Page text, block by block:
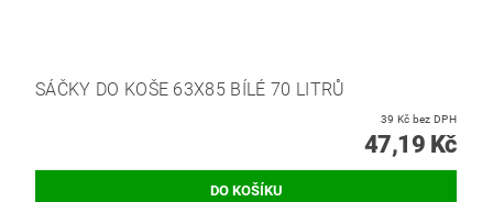
SÁČKY DO KOŠE 63X85 BÍLÉ 70 LITRŮ
39 Kč bez DPH
47,19 Kč